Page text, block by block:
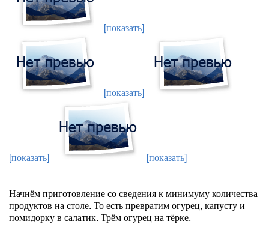
[показать]
[показать]
[показать] [показать]
Начнём приготовление со сведения к минимуму количества
продуктов на столе. То есть превратим огурец, капусту и
помидорку в салатик. Трём огурец на тёрке.